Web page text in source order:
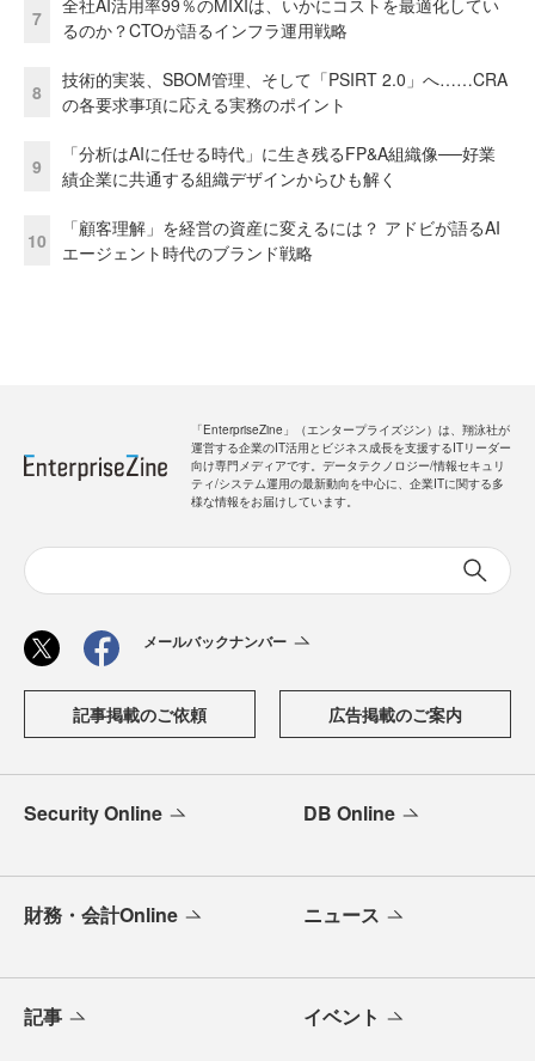
7
全社AI活用率99％のMIXIは、いかにコストを最適化してい
るのか？CTOが語るインフラ運用戦略
8
技術的実装、SBOM管理、そして「PSIRT 2.0」へ……CRA
の各要求事項に応える実務のポイント
9
「分析はAIに任せる時代」に生き残るFP&A組織像──好業
績企業に共通する組織デザインからひも解く
10
「顧客理解」を経営の資産に変えるには？ アドビが語るAI
エージェント時代のブランド戦略
「EnterpriseZine」（エンタープライズジン）は、翔泳社が
運営する企業のIT活用とビジネス成長を支援するITリーダー
向け専門メディアです。データテクノロジー/情報セキュリ
ティ/システム運用の最新動向を中心に、企業ITに関する多
様な情報をお届けしています。
メールバックナンバー
記事掲載のご依頼 広告掲載のご案内
Security Online DB Online
財務・会計Online ニュース
記事 イベント